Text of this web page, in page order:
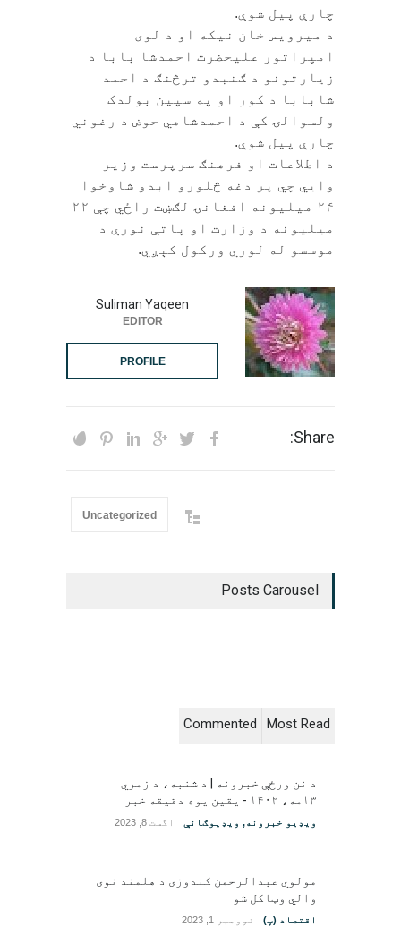
چارې پيل شوې.
د ميرويس خان نيکه او د لوی
امپراتور عليحضرت احمدشا بابا د
زيارتونو د ګنبدو ترڅنګ د احمد
شابابا د کور او په سپين بولدک
ولسوالۍ کې د احمدشاهي حوض د رغوني
چارې پیل شوې.
د اطلاعات او فرهنګ سرپرست وزیر
وايي چي پر دغه څلورو ابدو شاوخوا
۲۴ میلیونه افغانۍ لګښت راځي چې ۲۲
میلیونه د وزارت او پاتې نورې د
موسسو له لوري ورکول کېږي.
Suliman Yaqeen
EDITOR
PROFILE
Share:
Uncategorized
Posts Carousel
Most Read
Commented
د نن ورځې خبرونه | د شنبه، د زمري
۱۳مه، ۱۴۰۲ - یقین یوه دقیقه خبر
ویډیو خبرونه, ویډیوګانې اگست 8, 2023
مولوي عبدالرحمن کندوزی د هلمند نوی
والي وټاکل شو
اقتصاد (پ) نوومبر 1, 2023